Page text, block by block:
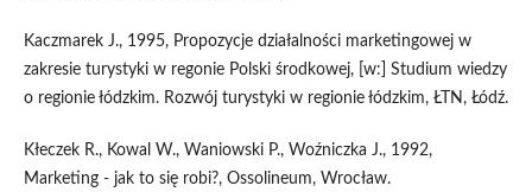
Kaczmarek J., 1995, Propozycje działalności marketingowej w
zakresie turystyki w regonie Polski środkowej, [w:] Studium wiedzy
o regionie łódzkim. Rozwój turystyki w regionie łódzkim, ŁTN, Łódź.
Kłeczek R., Kowal W., Waniowski P., Woźniczka J., 1992,
Marketing - jak to się robi?, Ossolineum, Wrocław.